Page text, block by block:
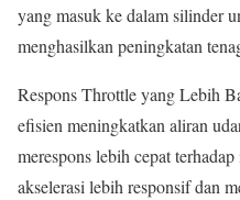
yang masuk ke dalam silinder
menghasilkan peningkatan
Respons Throttle yang Lebih
efisien meningkatkan aliran
merespons lebih cepat
akselerasi lebih responsif dan